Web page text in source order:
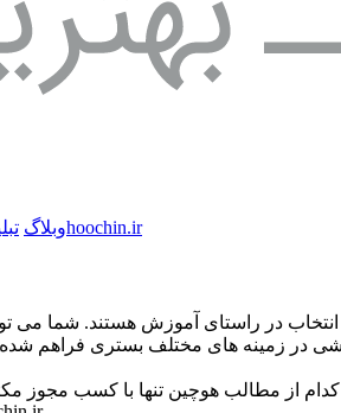
وبلاگhoochin.ir
در راستای آموزش هستند. شما می
در زمینه های مختلف بستری فراهم شده